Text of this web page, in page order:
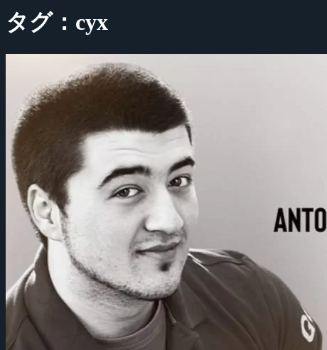
タグ：cyx